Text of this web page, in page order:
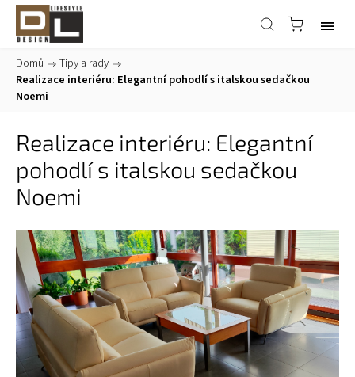
Domů / Tipy a rady /
Realizace interiéru: Elegantní pohodlí s italskou sedačkou
Noemi
Realizace interiéru: Elegantní
pohodlí s italskou sedačkou
Noemi